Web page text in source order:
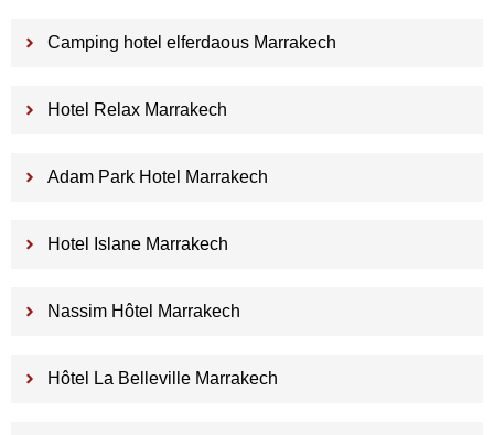
Camping hotel elferdaous Marrakech
Hotel Relax Marrakech
Adam Park Hotel Marrakech
Hotel Islane Marrakech
Nassim Hôtel Marrakech
Hôtel La Belleville Marrakech